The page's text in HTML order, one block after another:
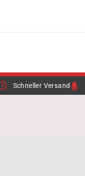
Schneller Versand